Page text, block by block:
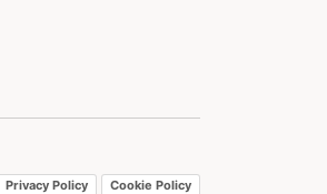
Privacy Policy Cookie Policy